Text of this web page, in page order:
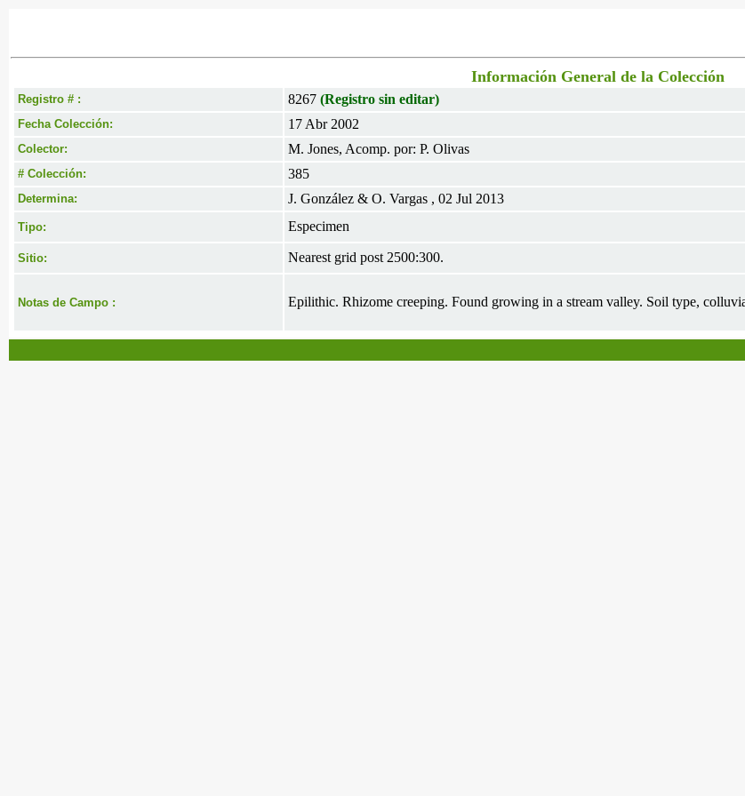
Información General de la Colección
Registro # : 8267 (Registro sin editar)
Fecha Colección: 17 Abr 2002
Colector: M. Jones, Acomp. por: P. Olivas
# Colección: 385
Determina: J. González & O. Vargas , 02 Jul 2013
Tipo: Especimen
Sitio: Nearest grid post 2500:300.
Notas de Campo : Epilithic. Rhizome creeping. Found growing in a stream valley. Soil type,